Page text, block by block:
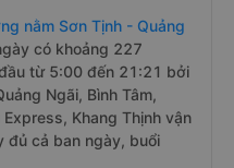
nằm Sơn Tịnh - Quảng
có khoảng 227
từ 5:00 đến 21:21 bởi
Ngãi, Bình Tâm,
Khang Thịnh vận
đủ cả ban ngày, buổi